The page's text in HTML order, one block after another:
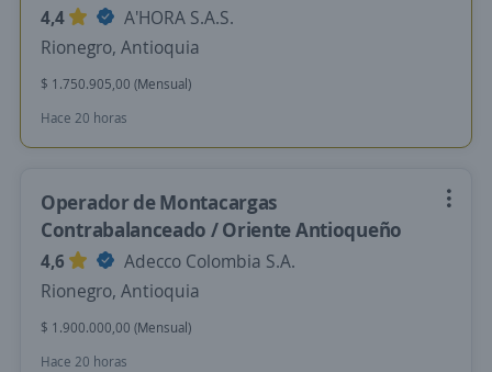
4,4
A'HORA S.A.S.
Rionegro, Antioquia
$ 1.750.905,00 (Mensual)
Hace 20 horas
Operador de Montacargas
Contrabalanceado / Oriente Antioqueño
4,6
Adecco Colombia S.A.
Rionegro, Antioquia
$ 1.900.000,00 (Mensual)
Hace 20 horas